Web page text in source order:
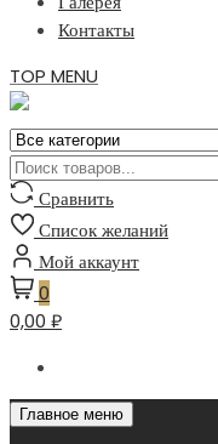
Контакты
TOP MENU
Сравнить
Список желаний
Мой аккаунт
0
0,00 ₽
Главное меню